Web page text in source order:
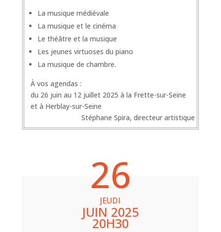
La musique médiévale
La musique et le cinéma
Le théâtre et la musique
Les jeunes virtuoses du piano
La musique de chambre.
À vos agendas :
du 26 juin au 12 juillet 2025 à la Frette-sur-Seine
et à Herblay-sur-Seine
Stéphane Spira, directeur artistique
26
JEUDI
JUIN 2025
20H30